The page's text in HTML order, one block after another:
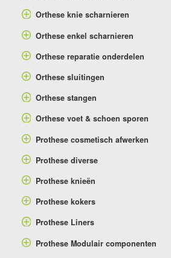
Orthese knie scharnieren
Orthese enkel scharnieren
Orthese reparatie onderdelen
Orthese sluitingen
Orthese stangen
Orthese voet & schoen sporen
Prothese cosmetisch afwerken
Prothese diverse
Prothese knieën
Prothese kokers
Prothese Liners
Prothese Modulair componenten